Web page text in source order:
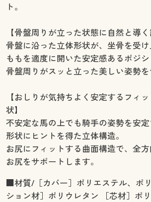
ト。
【骨盤周りが立った状態に自然と導く
骨盤に沿った立体形状が、坐骨を受
ももを適度に開いた安定感あるポジシ
骨盤周りがスッと立った美しい姿勢を
【おしりが気持ちよく安定するフィ
状】
不安定な馬の上でも騎手の姿勢を安
形状にヒントを得た立体構造。
お尻にフィットする曲面構造で、全
お尻をサポートします。
■材質/［カバー］ポリエステル、ポ
ション材］ポリウレタン ［芯材］ポ